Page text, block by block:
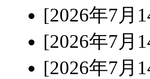
[2026年7月
[2026年7月
[2026年7月